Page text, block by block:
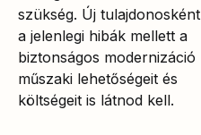
szükség. Új tulajdonosként
a jelenlegi hibák mellett a
biztonságos modernizáció
műszaki lehetőségeit és
költségeit is látnod kell.